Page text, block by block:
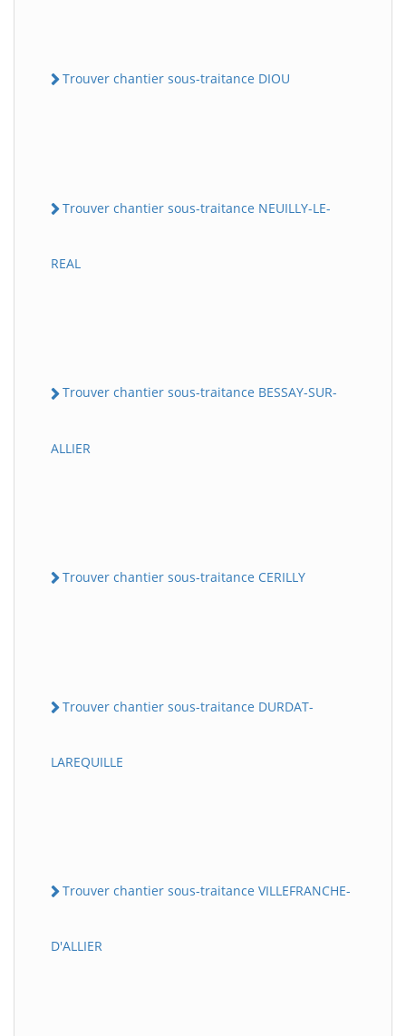
Trouver chantier sous-traitance DIOU
Trouver chantier sous-traitance NEUILLY-LE-
REAL
Trouver chantier sous-traitance BESSAY-SUR-
ALLIER
Trouver chantier sous-traitance CERILLY
Trouver chantier sous-traitance DURDAT-
LAREQUILLE
Trouver chantier sous-traitance VILLEFRANCHE-
D'ALLIER